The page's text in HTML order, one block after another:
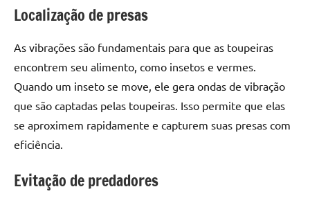
Localização de presas
As vibrações são fundamentais para que as toupeiras
encontrem seu alimento, como insetos e vermes.
Quando um inseto se move, ele gera ondas de vibração
que são captadas pelas toupeiras. Isso permite que elas
se aproximem rapidamente e capturem suas presas com
eficiência.
Evitação de predadores